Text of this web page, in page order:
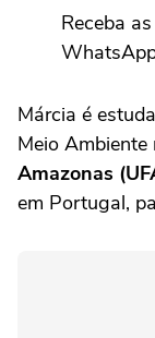
Receba
Márcia é
Meio Ambiente
Amazonas
em Portugal,